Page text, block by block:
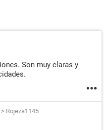
Son muy claras y
> Rojeza1145